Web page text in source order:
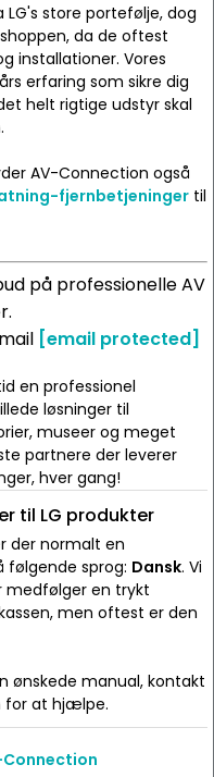
store portefølje, dog
da de oftest
installationer. Vores
erfaring som sikre dig
helt rigtige udstyr skal
AV-Connection også
fjernbetjeninger til
på professionelle AV
[email protected]
en professionel
løsninger til
museer og meget
partnere der leverer
hver gang!
til LG produkter
der normalt en
følgende sprog: Dansk. Vi
medfølger en trykt
men oftest er den
ønskede manual, kontakt
for at hjælpe.
Connection